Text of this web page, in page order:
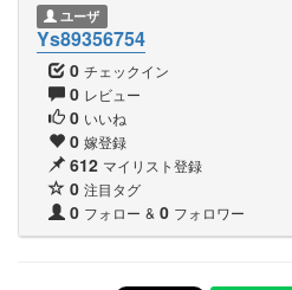
ユーザ
Ys89356754
0 チェックイン
0 レビュー
0 いいね
0 嫁登録
612 マイリスト登録
0 注目タグ
0 フォロー & 0 フォロワー